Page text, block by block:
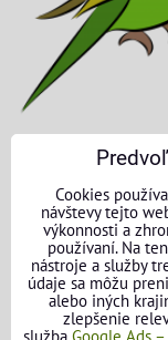
O nás
Kontakt
Požičovňa
Cookies
návštevy tejto
výkonnosti a
používaní. Na
nástroje a služby
údaje sa môžu
alebo iných
zlepšenie